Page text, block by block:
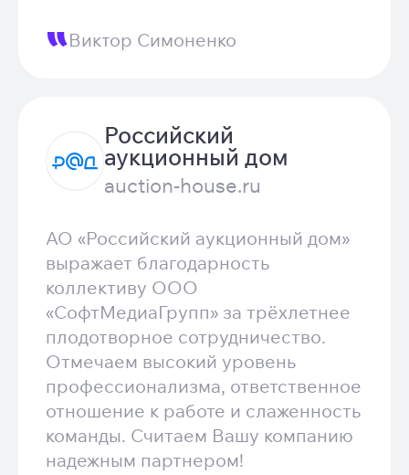
Виктор Симоненко
Российский
аукционный дом
auction-house.ru
АО «Российский аукционный дом»
выражает благодарность
коллективу ООО
«СофтМедиаГрупп» за трёхлетнее
плодотворное сотрудничество.
Отмечаем высокий уровень
профессионализма, ответственное
отношение к работе и слаженность
команды. Считаем Вашу компанию
надежным партнером!